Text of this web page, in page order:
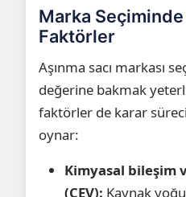
Marka
Faktörler
Aşınma sacı markası
değerine bakmak
faktörler de karar
oynar:
Kimyasal bileşim
(CEV): Kaynak